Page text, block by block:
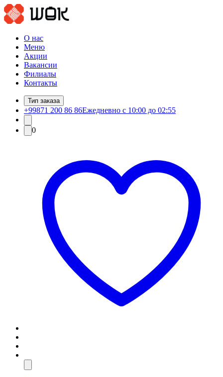
О нас
Меню
Акции
Вакансии
Филиалы
Контакты
Тип заказа
+99871 200 86 86Ежедневно с 10:00 до 02:55
0